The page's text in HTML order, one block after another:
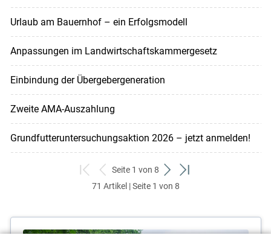
Urlaub am Bauernhof – ein Erfolgsmodell
Anpassungen im Landwirtschaftskammergesetz
Einbindung der Übergebergeneration
Zweite AMA-Auszahlung
Grundfutteruntersuchungsaktion 2026 – jetzt anmelden!
zum
ersten
zurück
zum
Seite 1 von 8
weiter
zum
zum
71 Artikel | Seite 1 von 8